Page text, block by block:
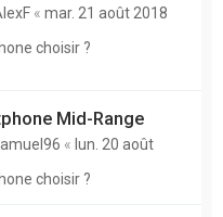
« mar. 21 août 2018
choisir ?
Mid-Range
« lun. 20 août
choisir ?